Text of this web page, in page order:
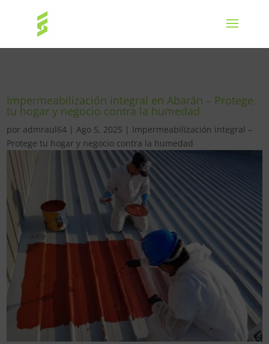
Impermeabilización integral en Abarán – Protege
tu hogar y negocio contra la humedad
por admraul64 |Ago 5, 2025 | Impermeabilización integral –
Protege tu hogar y negocio contra la humedad